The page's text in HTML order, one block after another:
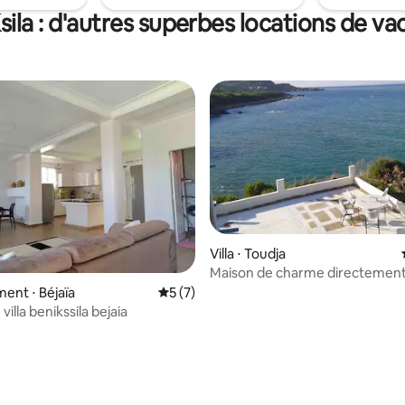
: d'autres superbes locations de
⋅ Béjaïa Évaluation moyenne sur la base de 7
5 (7)
benikssila bejaia
Villa ⋅ Toudja
Maison de charme